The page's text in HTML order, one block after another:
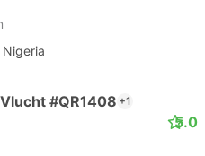
#QR1408 +1
5.0